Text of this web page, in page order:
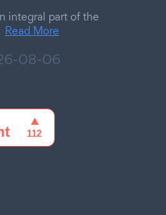
integral part of the
Read More
08-06